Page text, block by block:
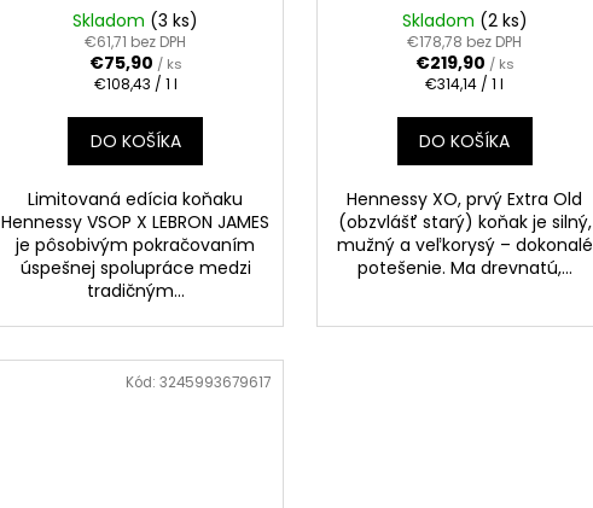
Skladom (3 ks)
€61,71 bez DPH
€75,90 / ks
Jednotková
€108,43 / 1 l
DO KOŠÍKA
Limitovaná edícia koňaku
Hennessy VSOP X LEBRON JAMES
je pôsobivým pokračovaním
úspešnej spolupráce medzi
tradičným...
Skladom (2 ks)
€178,78 bez DPH
€219,90 / ks
Jednotková
€314,14 / 1 l
DO KOŠÍKA
Hennessy XO, prvý Extra Old
(obzvlášť starý) koňak je silný,
mužný a veľkorysý – dokonalé
potešenie. Ma drevnatú,...
Kód:3245993679617